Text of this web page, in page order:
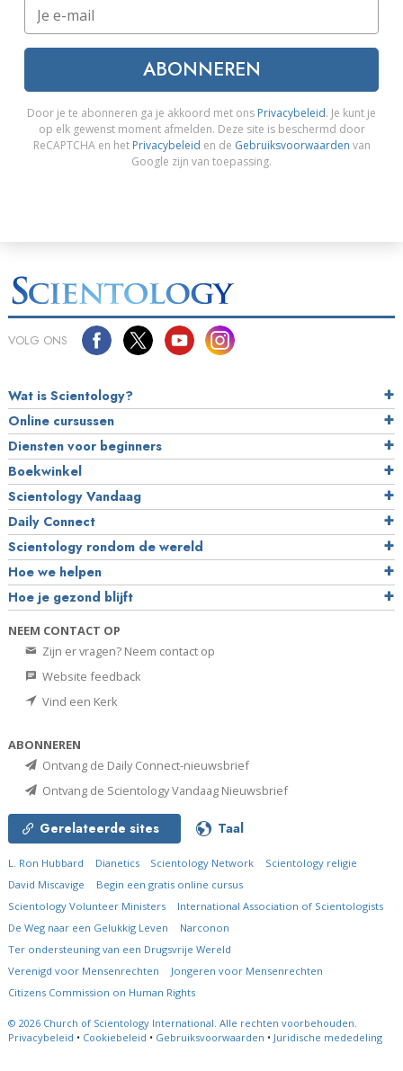
ABONNEREN
Door je te abonneren ga je akkoord met ons Privacybeleid. Je kunt je
op elk gewenst moment afmelden. Deze site is beschermd door
ReCAPTCHA en het Privacybeleid en de Gebruiksvoorwaarden van
Google zijn van toepassing.
VOLG ONS
Wat is Scientology?
Online cursussen
Diensten voor beginners
Boekwinkel
Scientology Vandaag
Daily Connect
Scientology rondom de wereld
Hoe we helpen
Hoe je gezond blijft
NEEM CONTACT OP
Zijn er vragen? Neem contact op
Website feedback
Vind een Kerk
ABONNEREN
Ontvang de Daily Connect-nieuwsbrief
Ontvang de Scientology Vandaag Nieuwsbrief
Gerelateerde sites Taal
L. Ron Hubbard Dianetics Scientology Network
Scientology religie
David Miscavige
Begin een gratis online cursus
Scientology Volunteer Ministers
International Association of Scientologists
De Weg naar een Gelukkig Leven
Narconon
Ter ondersteuning van een Drugsvrije Wereld
Verenigd voor Mensenrechten
Jongeren voor Mensenrechten
Citizens Commission on Human Rights
© 2026 Church of Scientology International. Alle rechten voorbehouden.
Privacybeleid • Cookiebeleid • Gebruiksvoorwaarden • Juridische mededeling